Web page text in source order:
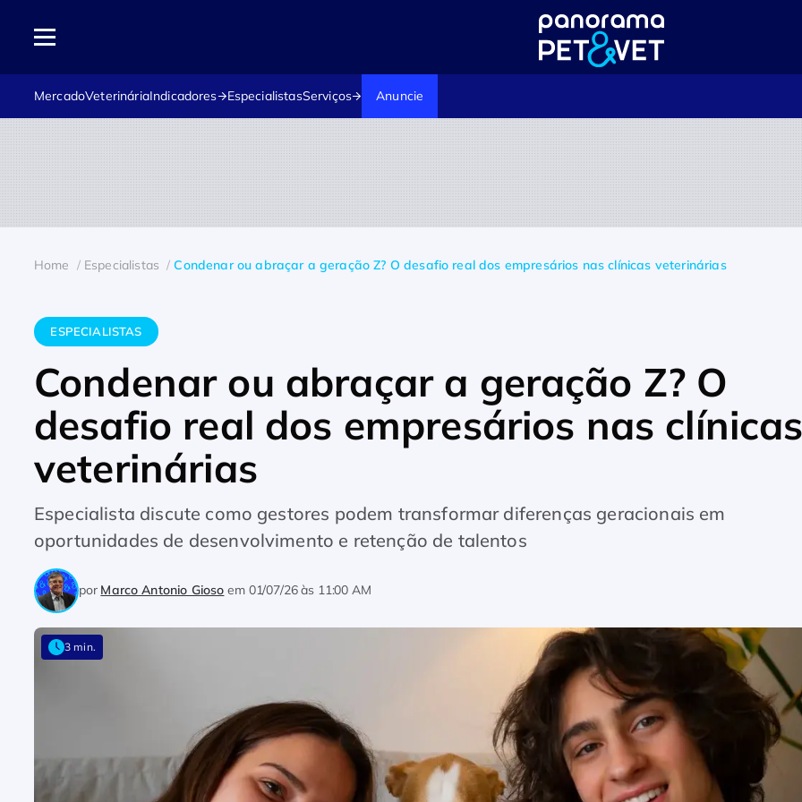
MercadoVeterináriaIndicadores EspecialistasServiços Anuncie
Home Especialistas Condenar ou abraçar a geração Z? O desafio real dos empresários nas clínicas veterinárias
ESPECIALISTAS
Condenar ou abraçar a geração Z? O
desafio real dos empresários nas
veterinárias
Especialista discute como gestores podem transformar diferenças geracionais em
oportunidades de desenvolvimento e retenção de talentos
por Marco Antonio Gioso em 01/07/26 às 11:00 AM
3 min.